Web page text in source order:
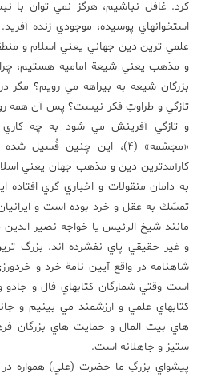
كرد. غافل نباشيم، هرگز نمي توان
استخوانهاي پوسيده، موجودي زنده
علمي ترين دين جهاني يعني اسلام و
و مذهب يعني شيعة اماميه هستيم،
بزرگان شيعه به بيراهه مي رويم؟ مگر
تازگي و طراوتِ فكر نيست؟ پس آن همه
و تازگي آفرينش مي شود به چه
«مجسّمه» (4)، اين چنين
كارآمدترين دين و مذهب جهان يعني
به دامان منقولات و اخباري گري افتاده
تمسّك به عقل و خرد بوده است و
مانند شيخ الرئيس يا خواجه نصير
و غير حقيقي پاي نفشرده اند. بزرگ
شاهنامه در واقع آيين نامة خرد و
است وقتي شمارگان كتابهاي فال و
كتابهاي علمي و ارزشمند مي بينيم و
هاي بيت المال و حمايت هاي بزرگان
ستيز و جاهلانه است.
پيشواي بزرگِ ما حضرت (علي) همواره در